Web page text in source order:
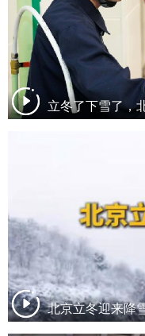
立冬了下雪了，
北京立冬迎来降